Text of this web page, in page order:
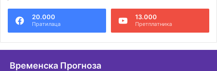
20.000
Пратилаца
13.000
Претплатника
Временска Прогноза